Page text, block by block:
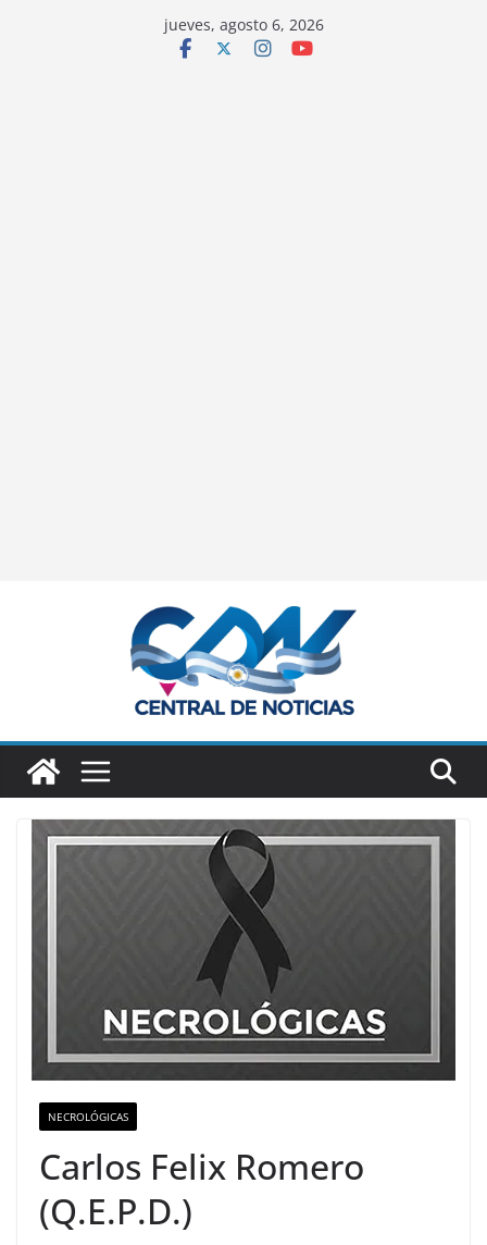
jueves, agosto 6, 2026
NECROLÓGICAS
Carlos Felix Romero
(Q.E.P.D.)